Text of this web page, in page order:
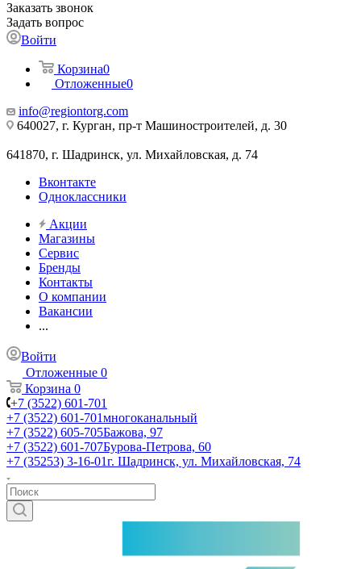
Заказать звонок
Задать вопрос
Войти
Корзина0
Отложенные0
info@regiontorg.com
640027, г. Курган, пр-т Машиностроителей, д. 30
641870, г. Шадринск, ул. Михайловская, д. 74
Вконтакте
Одноклассники
Акции
Магазины
Сервис
Бренды
Контакты
О компании
Вакансии
...
Войти
Отложенные 0
Корзина 0
+7 (3522) 601-701
+7 (3522) 601-701многоканальный
+7 (3522) 605-705Бажова, 97
+7 (3522) 601-707Бурова-Петрова, 60
+7 (35253) 3-16-01г. Шадринск, ул. Михайловская, 74